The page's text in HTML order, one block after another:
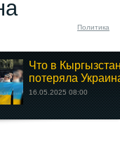
Политика
Что в
потеряла
16.05.2025 08:00